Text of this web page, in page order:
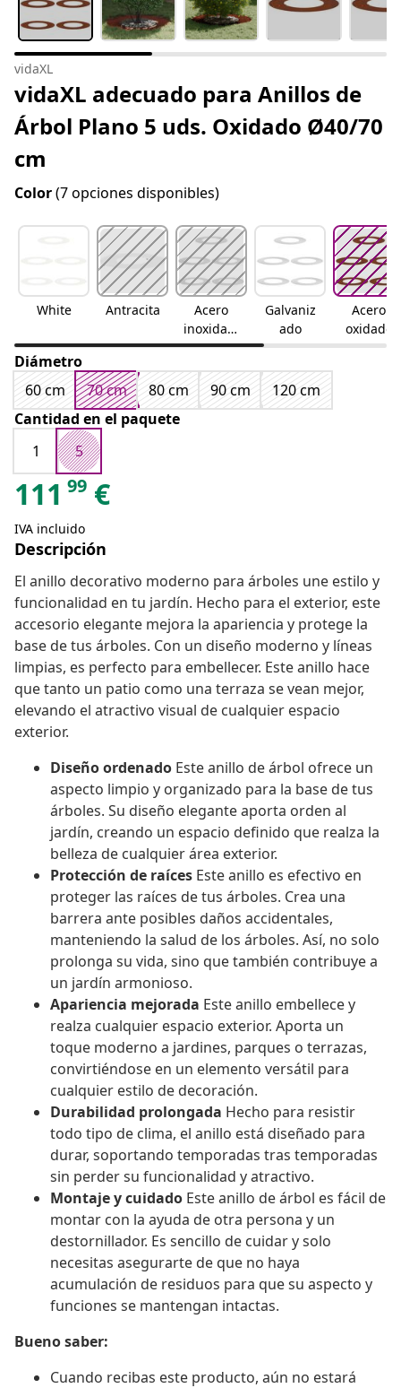
vidaXL
vidaXL adecuado para Anillos de
Árbol Plano 5 uds. Oxidado Ø40/70
cm
Color(7 opciones disponibles)
White Antracita
Acero
inoxidabl
e
Galvaniz
ado
Acero
oxidado
Diámetro
60 cm
70 cm 80 cm 90 cm
120 cm
Cantidad en el paquete
1
5
111 99 €
IVA incluido
Descripción
El anillo decorativo moderno para árboles une estilo y
funcionalidad en tu jardín. Hecho para el exterior, este
accesorio elegante mejora la apariencia y protege la
base de tus árboles. Con un diseño moderno y líneas
limpias, es perfecto para embellecer. Este anillo hace
que tanto un patio como una terraza se vean mejor,
elevando el atractivo visual de cualquier espacio
exterior.
Diseño ordenado Este anillo de árbol ofrece un
aspecto limpio y organizado para la base de tus
árboles. Su diseño elegante aporta orden al
jardín, creando un espacio definido que realza la
belleza de cualquier área exterior.
Protección de raíces Este anillo es efectivo en
proteger las raíces de tus árboles. Crea una
barrera ante posibles daños accidentales,
manteniendo la salud de los árboles. Así, no solo
prolonga su vida, sino que también contribuye a
un jardín armonioso.
Apariencia mejorada Este anillo embellece y
realza cualquier espacio exterior. Aporta un
toque moderno a jardines, parques o terrazas,
convirtiéndose en un elemento versátil para
cualquier estilo de decoración.
Durabilidad prolongada Hecho para resistir
todo tipo de clima, el anillo está diseñado para
durar, soportando temporadas tras temporadas
sin perder su funcionalidad y atractivo.
Montaje y cuidado Este anillo de árbol es fácil de
montar con la ayuda de otra persona y un
destornillador. Es sencillo de cuidar y solo
necesitas asegurarte de que no haya
acumulación de residuos para que su aspecto y
funciones se mantengan intactas.
Bueno saber:
Cuando recibas este producto, aún no estará